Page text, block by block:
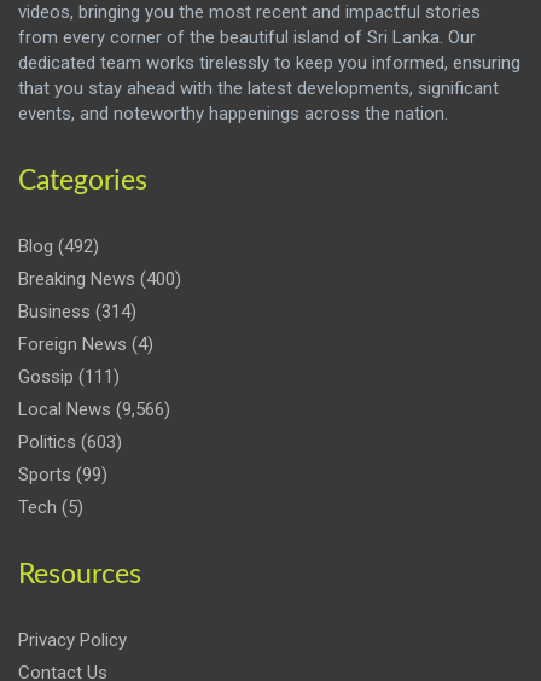
videos, bringing you the most recent and impactful stories
from every corner of the beautiful island of Sri Lanka. Our
dedicated team works tirelessly to keep you informed, ensuring
that you stay ahead with the latest developments, significant
events, and noteworthy happenings across the nation.
Categories
Blog (492)
Breaking News (400)
Business (314)
Foreign News (4)
Gossip (111)
Local News (9,566)
Politics (603)
Sports (99)
Tech (5)
Resources
Privacy Policy
Contact Us